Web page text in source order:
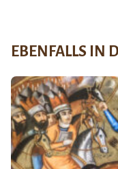
EBENFALLS IN